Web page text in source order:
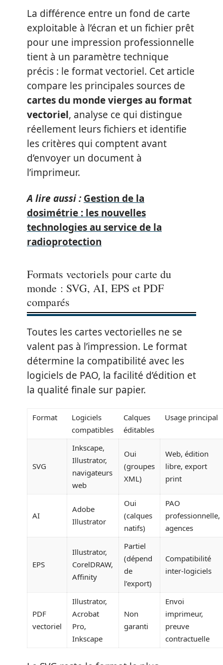
La différence entre un fond de carte
exploitable à l’écran et un fichier prêt
pour une impression professionnelle
tient à un paramètre technique
précis : le format vectoriel. Cet article
compare les principales sources de
cartes du monde vierges au format
vectoriel, analyse ce qui distingue
réellement leurs fichiers et identifie
les critères qui comptent avant
d’envoyer un document à
l’imprimeur.
A lire aussi : Gestion de la
dosimétrie : les nouvelles
technologies au service de la
radioprotection
Formats vectoriels pour carte du
monde : SVG, AI, EPS et PDF
comparés
Toutes les cartes vectorielles ne se
valent pas à l’impression. Le format
détermine la compatibilité avec les
logiciels de PAO, la facilité d’édition et
la qualité finale sur papier.
Format
Logiciels
compatibles
Calques
éditables
Usage principal
SVG
Inkscape,
Illustrator,
navigateurs
web
Oui
(groupes
XML)
Web, édition
libre, export
print
AI
Adobe
Illustrator
Oui
(calques
natifs)
PAO
professionnelle,
agences
EPS
Illustrator,
CorelDRAW,
Affinity
Partiel
(dépend
de
l’export)
Compatibilité
inter-logiciels
PDF
vectoriel
Illustrator,
Acrobat
Pro,
Inkscape
Non
garanti
Envoi
imprimeur,
preuve
contractuelle